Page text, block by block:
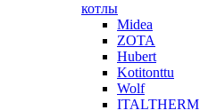
котлы
Midea
ZOTA
Hubert
Kotitonttu
Wolf
ITALTHERM